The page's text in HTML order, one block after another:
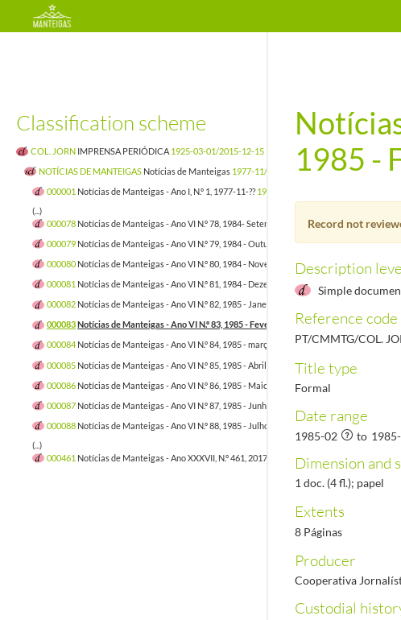
Classification scheme
COL. JORN IMPRENSA PERIÓDICA 1925-03-01/2015-12-15
NOTÍCIAS DE MANTEIGAS Notícias de Manteigas 1977-11/2023-09-17
000001 Notícias de Manteigas - Ano I, N.º 1, 1977-11-?? 1977-11/1977-11
(...)
000078 Notícias de Manteigas - Ano VI N.º 78, 1984- Setembro
1984-09/1984-09
000079 Notícias de Manteigas - Ano VI N.º 79, 1984 - Outubro
1984-10/1984-10
000080 Notícias de Manteigas - Ano VI N.º 80, 1984 - Novembro
1984-11/1984-11
000081 Notícias de Manteigas - Ano VI N.º 81, 1984 - Dezembro
1984-12/1984-12
000082 Notícias de Manteigas - Ano VI N.º 82, 1985 - Janeiro
000083Notícias de Manteigas - Ano VI N.º 83, 1985 - Fevereiro
1985-02/1985-02
000084 Notícias de Manteigas - Ano VI N.º 84, 1985 - março
1985-03/1985-03
000085 Notícias de Manteigas - Ano VI N.º 85, 1985 - Abril
1985-04/1985-04
000086 Notícias de Manteigas - Ano VI N.º 86, 1985 - Maio
1985-05/1985-05
000087 Notícias de Manteigas - Ano VI N.º 87, 1985 - Junho
000088 Notícias de Manteigas - Ano VI N.º 88, 1985 - Julho
(...)
000461 Notícias de Manteigas - Ano XXXVII, N.º 461, 2017-05-31 2017-05-31/2017-05-31
1985 -
Record not
Description
Simple
Reference code
PT/CMMTG/COL.
Title type
Formal
Date range
1985-02 to
Dimension and
1 doc. (4 fl.); papel
Extents
8 Páginas
Producer
Cooperativa
Custodial